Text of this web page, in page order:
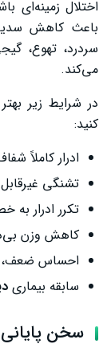
اختلال زمینه‌ای
باعث کاهش
سردرد، تهوع،
می‌کند.
در شرایط زیر
کنید:
ادرار کاملاً
تشنگی
تکرر ادرار
کاهش وزن
احساس ضعف،
سابقه بیماری
سخن پایانی